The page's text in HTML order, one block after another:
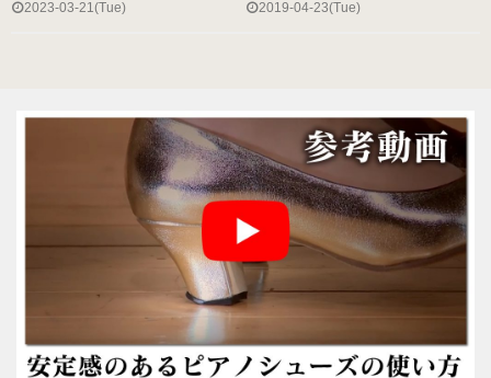
婦人用のピアノシューズ
紳士用のピアノシューズ
ヒールのメンテナンス
ピアノシューズについて
2023-03-21(Tue) 2019-04-23(Tue)